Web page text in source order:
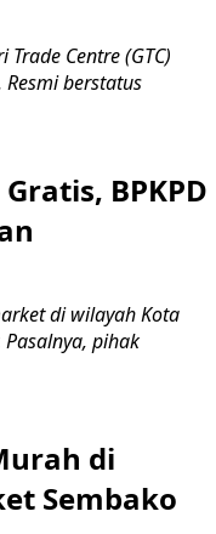
Centre (GTC)
berstatus
BPKPD
di wilayah Kota
pihak
di
Sembako